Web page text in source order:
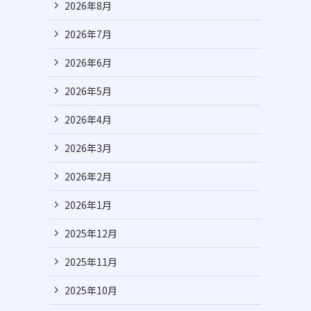
2026年8月
2026年7月
2026年6月
2026年5月
2026年4月
2026年3月
2026年2月
2026年1月
2025年12月
2025年11月
2025年10月